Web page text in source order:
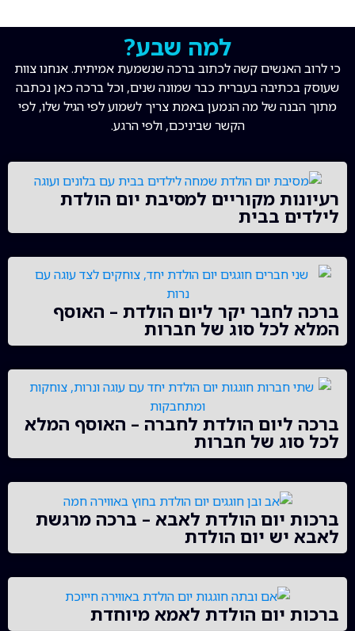
למה שבע?
כי לרוב האנשים קשה לכתוב ברכה שנשמעת אמיתית. אנחנו צוות
שעוסק בכתיבה בעברית כבר שמונה שנים, וכל ברכה כאן נכתבה
מתוך הבנה של מה הנמען באמת צריך לשמוע לפי הגיל שלו, לפי
הקשר שביניכם, ולפי הרגע.
רעיונות מקוריים למסיבת יום הולדת
לילדים בבית
ברכה לחבר יקר ליום הולדת – האוסף
המלא לכל סוג של חברות
ברכה ליום הולדת לחברה – האוסף המלא
לכל סוג של חברות
ברכות יום הולדת לאבא – ברכה מרגשת
לאבא יש יום הולדת
ברכות יום הולדת לאמא מיוחדת